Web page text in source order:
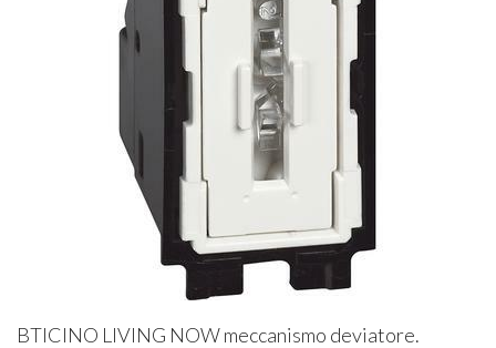
BTICINO LIVING NOW meccanismo deviatore.